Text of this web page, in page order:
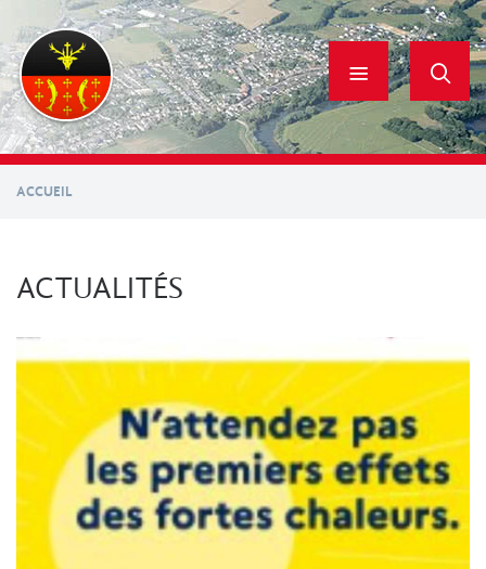
contenu
principal
ACCUEIL
ACTUALITÉS